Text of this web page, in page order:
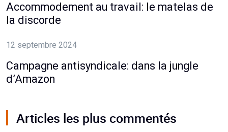
Accommodement au travail: le matelas de
la discorde
12 septembre 2024
Campagne antisyndicale: dans la jungle
d’Amazon
Articles les plus commentés